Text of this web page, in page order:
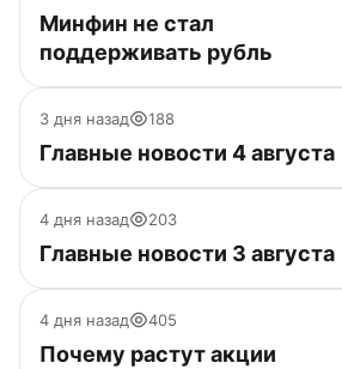
Минфин не стал
поддерживать рубль
3 дня назад 188
Главные новости 4 августа
4 дня назад 203
Главные новости 3 августа
4 дня назад 405
Почему растут акции